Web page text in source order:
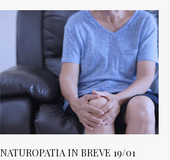
NATUROPATIA IN BREVE 19/01